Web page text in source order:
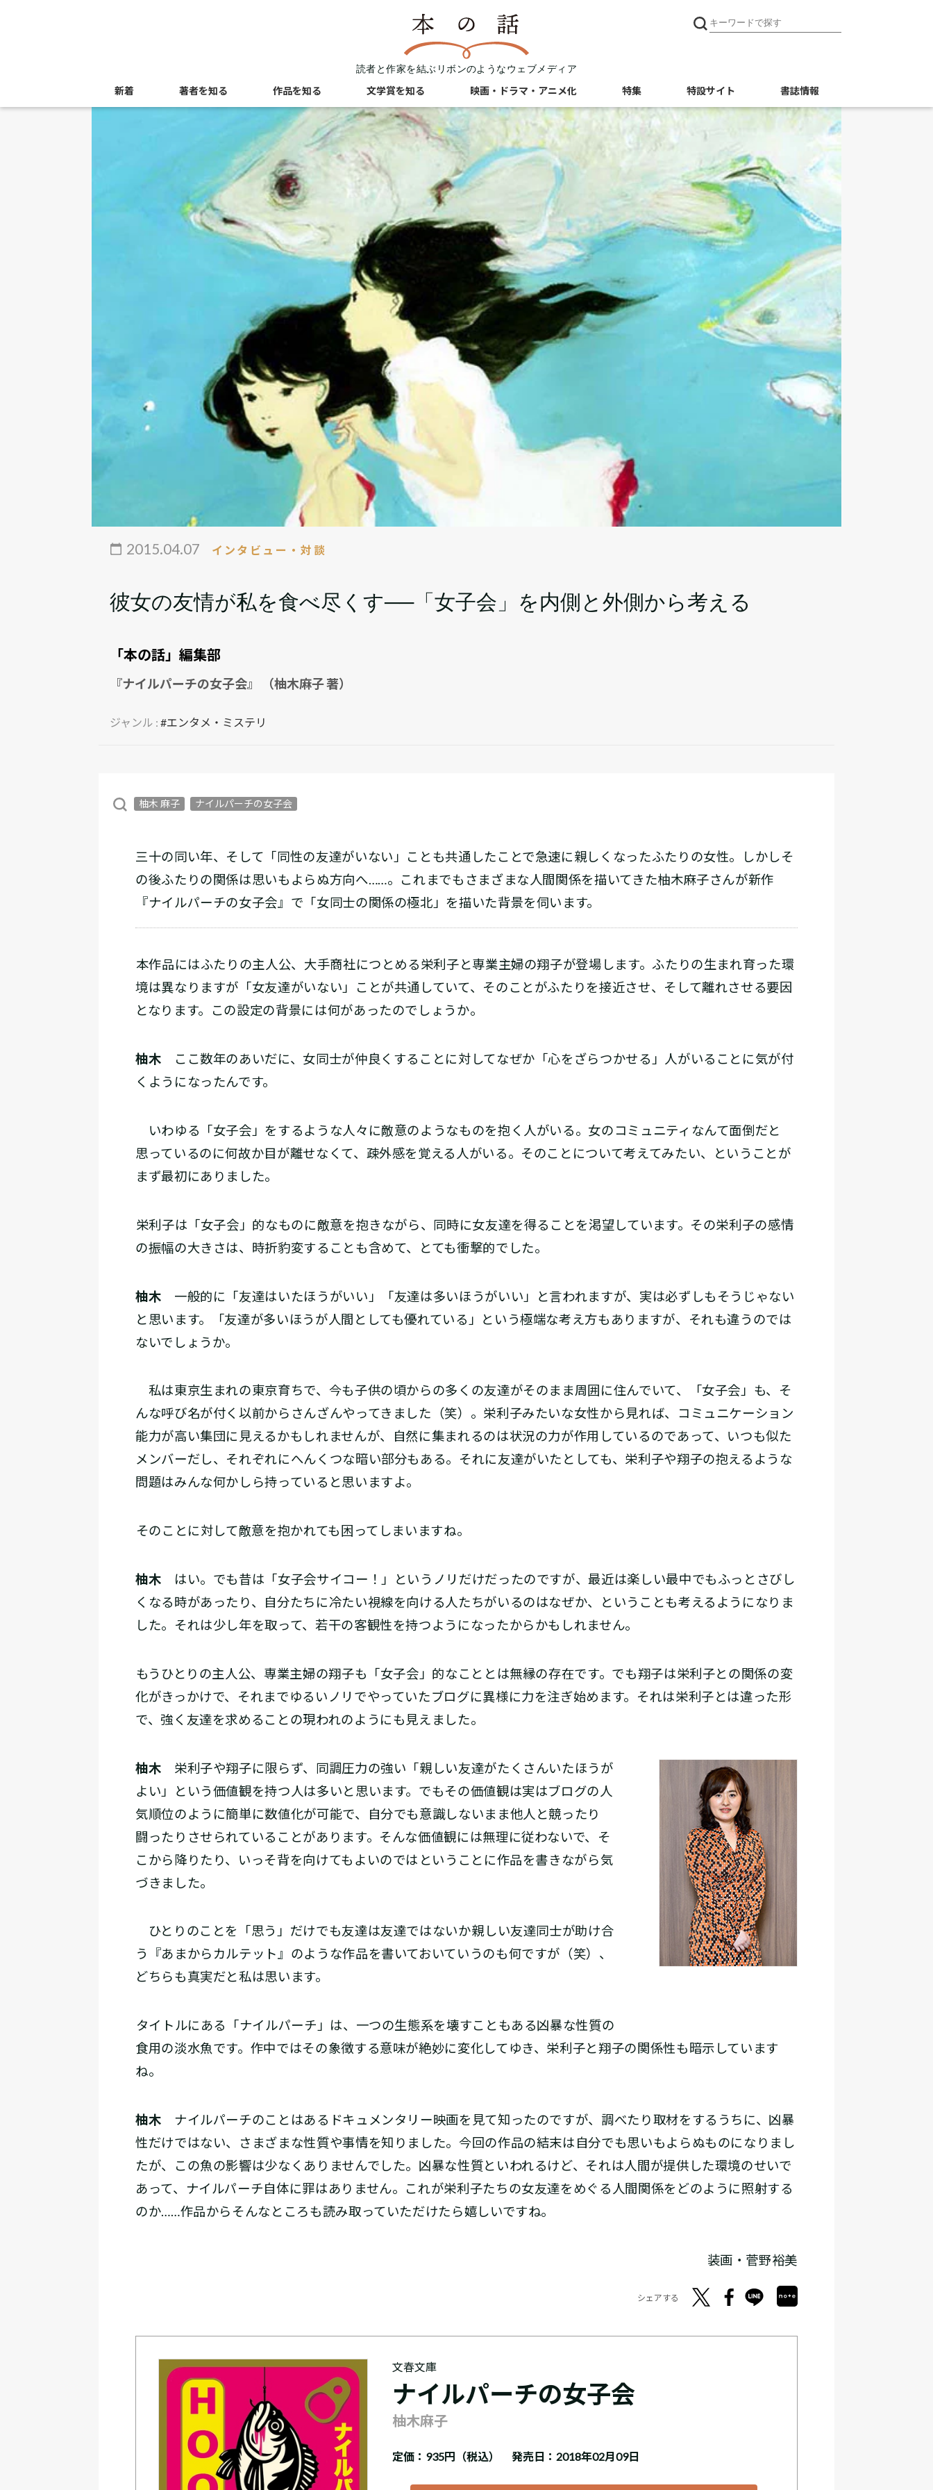
読者と作家を結ぶリボンのようなウェブメディア
新着 著者を知る 作品を知る 文学賞を知る 映画・ドラマ・アニメ化 特集 特設サイト 書誌情報
2015.04.07 インタビュー・対談
彼女の友情が私を食べ尽くす──「女子会」を内側と外側から考える
「本の話」編集部
『ナイルパーチの女子会』 （柚木麻子 著）
ジャンル : #エンタメ・ミステリ
柚木 麻子 ナイルパーチの女子会
三十の同い年、そして「同性の友達がいない」ことも共通したことで急速に親しくなったふたりの女性。しかしそ
の後ふたりの関係は思いもよらぬ方向へ……。これまでもさまざまな人間関係を描いてきた柚木麻子さんが新作
『ナイルパーチの女子会』で「女同士の関係の極北」を描いた背景を伺います。
――本作品にはふたりの主人公、大手商社につとめる栄利子と専業主婦の翔子が登場します。ふたりの生まれ育った環
境は異なりますが「女友達がいない」ことが共通していて、そのことがふたりを接近させ、そして離れさせる要因
となります。この設定の背景には何があったのでしょうか。
柚木 ここ数年のあいだに、女同士が仲良くすることに対してなぜか「心をざらつかせる」人がいることに気が付
くようになったんです。
いわゆる「女子会」をするような人々に敵意のようなものを抱く人がいる。女のコミュニティなんて面倒だと
思っているのに何故か目が離せなくて、疎外感を覚える人がいる。そのことについて考えてみたい、ということが
まず最初にありました。
――栄利子は「女子会」的なものに敵意を抱きながら、同時に女友達を得ることを渇望しています。その栄利子の感情
の振幅の大きさは、時折豹変することも含めて、とても衝撃的でした。
柚木 一般的に「友達はいたほうがいい」「友達は多いほうがいい」と言われますが、実は必ずしもそうじゃない
と思います。「友達が多いほうが人間としても優れている」という極端な考え方もありますが、それも違うのでは
ないでしょうか。
私は東京生まれの東京育ちで、今も子供の頃からの多くの友達がそのまま周囲に住んでいて、「女子会」も、そ
んな呼び名が付く以前からさんざんやってきました（笑）。栄利子みたいな女性から見れば、コミュニケーション
能力が高い集団に見えるかもしれませんが、自然に集まれるのは状況の力が作用しているのであって、いつも似た
メンバーだし、それぞれにへんくつな暗い部分もある。それに友達がいたとしても、栄利子や翔子の抱えるような
問題はみんな何かしら持っていると思いますよ。
――そのことに対して敵意を抱かれても困ってしまいますね。
柚木 はい。でも昔は「女子会サイコー！」というノリだけだったのですが、最近は楽しい最中でもふっとさびし
くなる時があったり、自分たちに冷たい視線を向ける人たちがいるのはなぜか、ということも考えるようになりま
した。それは少し年を取って、若干の客観性を持つようになったからかもしれません。
――もうひとりの主人公、専業主婦の翔子も「女子会」的なこととは無縁の存在です。でも翔子は栄利子との関係の変
化がきっかけで、それまでゆるいノリでやっていたブログに異様に力を注ぎ始めます。それは栄利子とは違った形
で、強く友達を求めることの現われのようにも見えました。
柚木 栄利子や翔子に限らず、同調圧力の強い「親しい友達がたくさんいたほうが
よい」という価値観を持つ人は多いと思います。でもその価値観は実はブログの人
気順位のように簡単に数値化が可能で、自分でも意識しないまま他人と競ったり
闘ったりさせられていることがあります。そんな価値観には無理に従わないで、そ
こから降りたり、いっそ背を向けてもよいのでは――ということに作品を書きながら気
づきました。
ひとりのことを「思う」だけでも友達は友達ではないか――親しい友達同士が助け合
う『あまからカルテット』のような作品を書いておいていうのも何ですが（笑）、
どちらも真実だと私は思います。
――タイトルにある「ナイルパーチ」は、一つの生態系を壊すこともある凶暴な性質の
食用の淡水魚です。作中ではその象徴する意味が絶妙に変化してゆき、栄利子と翔子の関係性も暗示しています
ね。
柚木 ナイルパーチのことはあるドキュメンタリー映画を見て知ったのですが、調べたり取材をするうちに、凶暴
性だけではない、さまざまな性質や事情を知りました。今回の作品の結末は自分でも思いもよらぬものになりまし
たが、この魚の影響は少なくありませんでした。凶暴な性質といわれるけど、それは人間が提供した環境のせいで
あって、ナイルパーチ自体に罪はありません。これが栄利子たちの女友達をめぐる人間関係をどのように照射する
のか……作品からそんなところも読み取っていただけたら嬉しいですね。
装画・菅野裕美
シェアする
文春文庫
ナイルパーチの女子会
柚木麻子
定価： 935円（税込） 発売日：2018年02月09日